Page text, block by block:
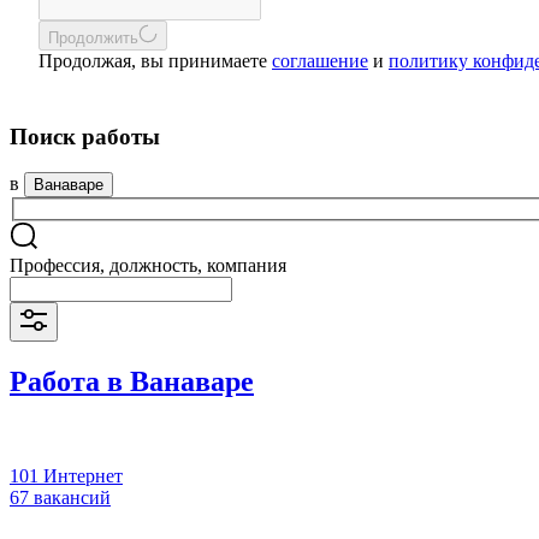
Продолжить
Продолжая, вы принимаете соглашение и политику
Поиск работы
в Ванаваре
Профессия, должность, компания
Работа в Ванаваре
101 Интернет
67 вакансий